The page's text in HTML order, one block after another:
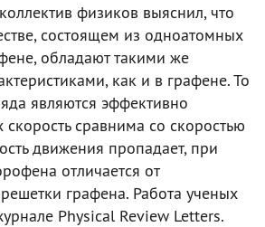
физиков выяснил, что
состоящем из одноатомных
обладают такими же
как и в графене. То
являются эффективно
сравнима со скоростью
движения пропадает, при
отличается от
графена. Работа ученых
Physical Review Letters.